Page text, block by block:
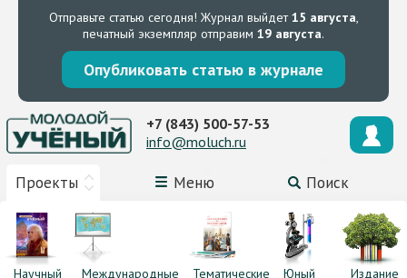
Отправьте статью сегодня! Журнал выйдет15 августа,
печатный экземпляр отправим 19 августа.
Опубликовать статью в журнале
Проекты Меню Поиск
+7 (843) 500-57-53
info@moluch.ru
Научный
Международные
Тематические
Юный
Издание